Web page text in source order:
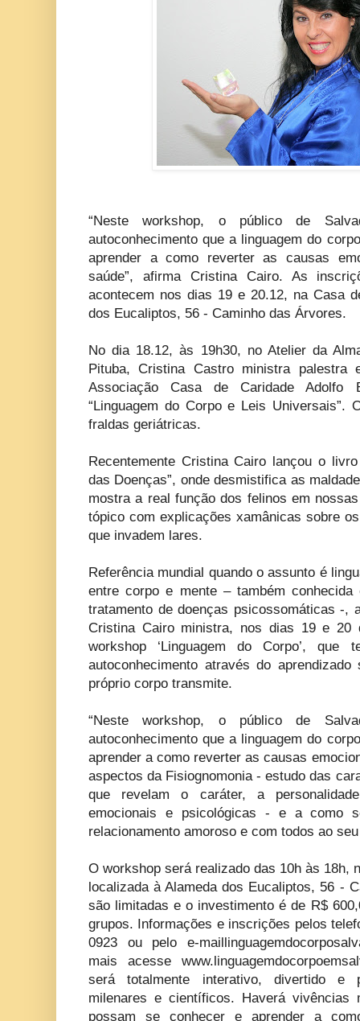
“Neste workshop, o público de
autoconhecimento que a linguagem do
aprender a como reverter as causas
saúde”, afirma Cristina Cairo. As
acontecem nos dias 19 e 20.12, na Casa
dos Eucaliptos, 56 - Caminho das Árvores.
No dia 18.12, às 19h30, no Atelier da
Pituba, Cristina Castro ministra palestra
Associação Casa de Caridade Adolfo
“Linguagem do Corpo e Leis Universais”.
fraldas geriátricas.
Recentemente Cristina Cairo lançou o
das Doenças”, onde desmistifica as
mostra a real função dos felinos em
tópico com explicações xamânicas sobre
que invadem lares.
Referência mundial quando o assunto é
entre corpo e mente – também
tratamento de doenças psicossomáticas -,
Cristina Cairo ministra, nos dias 19 e 20
workshop ‘Linguagem do Corpo’,
autoconhecimento através do
próprio corpo transmite.
“Neste workshop, o público de
autoconhecimento que a linguagem do
aprender a como reverter as causas
aspectos da Fisiognomonia - estudo das
que revelam o caráter, a
emocionais e psicológicas - e a como
relacionamento amoroso e com todos ao
O workshop será realizado das 10h às 18h,
localizada à Alameda dos Eucaliptos, 56 -
são limitadas e o investimento é de R$
grupos. Informações e inscrições pelos
0923 ou pelo e-
mais acesse
será totalmente interativo, divertido e
milenares e científicos. Haverá vivências
possam se conhecer e aprender a